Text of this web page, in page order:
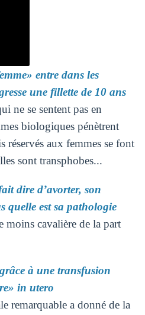
entre dans les
une fillette de 10 ans
ne se sentent pas en
biologiques pénètrent
réservés aux femmes se font
sont transphobes...
dire d’avorter, son
quelle est sa pathologie
cavalière de la part
à une transfusion
in utero
remarquable a donné de la